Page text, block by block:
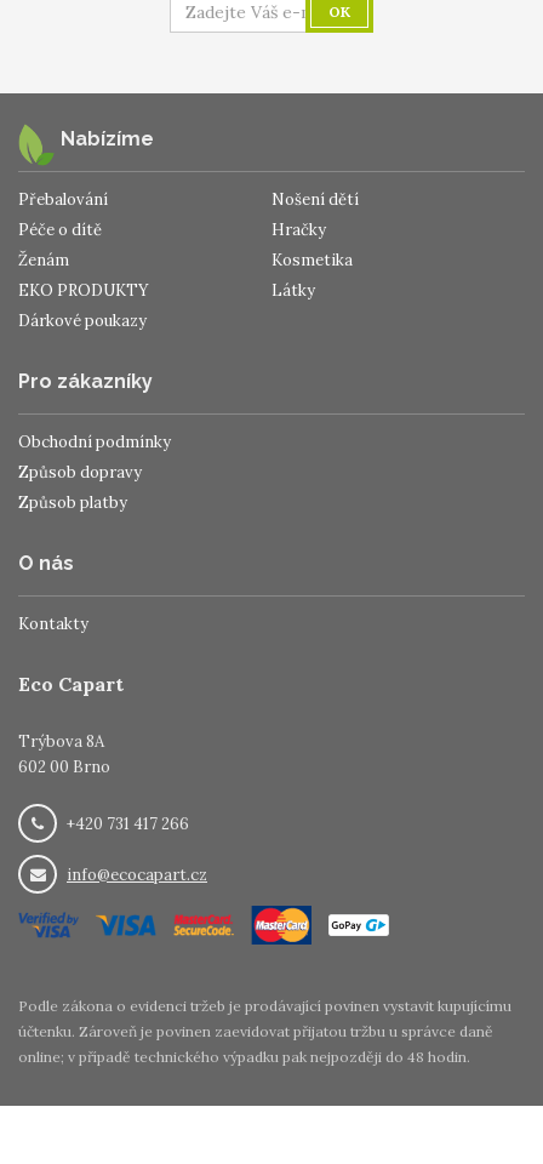
OK
Nabízíme
Přebalování
Nošení dětí
Péče o dítě
Hračky
Ženám
Kosmetika
EKO PRODUKTY
Látky
Dárkové poukazy
Pro zákazníky
Obchodní podmínky
Způsob dopravy
Způsob platby
O nás
Kontakty
Eco Capart
Trýbova 8A
602 00 Brno
+420 731 417 266
info@ecocapart.cz
Podle zákona o evidenci tržeb je prodávající povinen vystavit kupujícímu
účtenku. Zároveň je povinen zaevidovat přijatou tržbu u správce daně
online; v případě technického výpadku pak nejpozději do 48 hodin.